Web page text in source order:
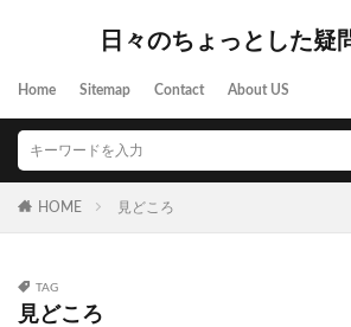
日々のちょっとした疑
Home Sitemap Contact About US
HOME 見どころ
TAG
見どころ